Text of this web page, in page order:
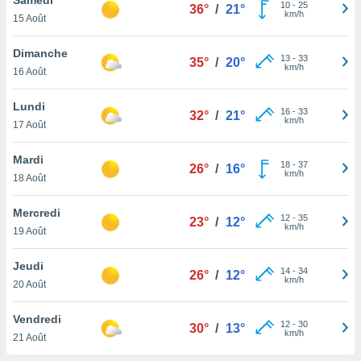
et
»,
au
vous
qu'ils
ou
le
ainsi
un
la
du
15 Août
36° / 21° 10- 25
km/h
Dimanche
16 Août
35° / 20° 13- 33
km/h
Lundi
17 Août
32° / 21° 16- 33
km/h
Mardi
18 Août
26° / 16° 18- 37
km/h
Mercredi
19 Août
23° / 12° 12- 35
km/h
Jeudi
20 Août
26° / 12° 14- 34
km/h
Vendredi
21 Août
30° / 13° 12- 30
km/h